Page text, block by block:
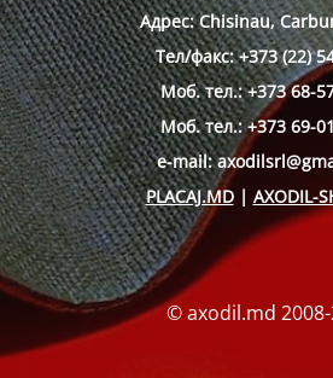
Адрес: Chisinau,
Тел/факс: +373 (22)
Моб. тел.: +373 68-
Моб. тел.: +373 69-
e-mail:
PLACAJ.MD| AXODIL-
© axodil.md